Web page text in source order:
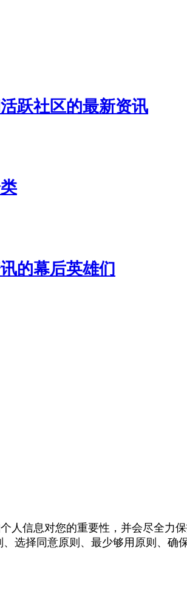
跃社区的最新资讯
的幕后英雄们
人信息对您的重要性，并会尽全力
选择同意原则、最少够用原则、确